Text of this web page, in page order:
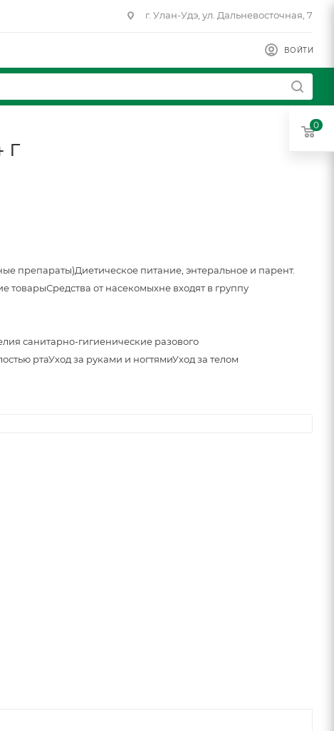
г. Улан-Удэ, ул. Дальневосточная, 7
ВОЙТИ
г
препараты)Диетическое питание, энтеральное и парент.
товарыСредства от насекомыхне входят в группу
санитарно-гигиенические разового
ртаУход за руками и ногтямиУход за телом
0